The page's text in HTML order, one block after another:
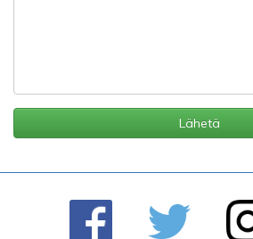
Lähetä